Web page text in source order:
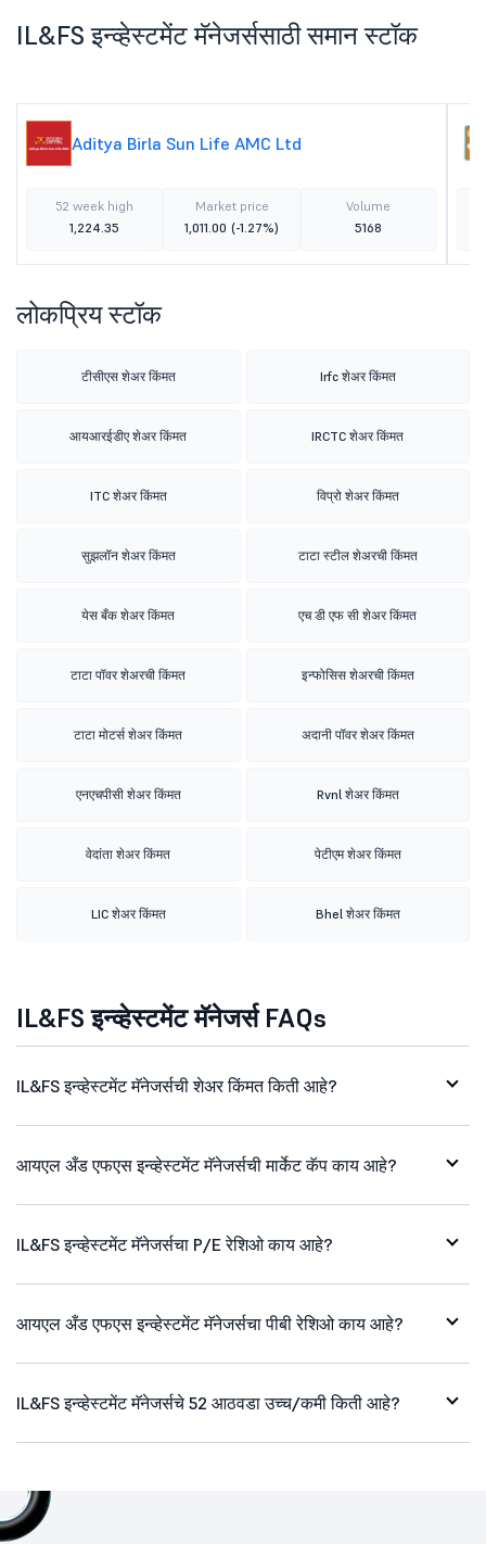
IL&FS इन्व्हेस्टमेंट मॅनेजर्ससाठी समान स्टॉक
Aditya Birla Sun Life AMC Ltd
52 week high
1,224.35
Market price
1,011.00 (-1.27%)
Volume
5168
लोकप्रिय स्टॉक
टीसीएस शेअर किंमत Irfc शेअर किंमत
आयआरईडीए शेअर किंमत IRCTC शेअर किंमत
ITC शेअर किंमत विप्रो शेअर किंमत
सुझलॉन शेअर किंमत टाटा स्टील शेअरची किंमत
येस बँक शेअर किंमत एच डी एफ सी शेअर किंमत
टाटा पॉवर शेअरची किंमत इन्फोसिस शेअरची किंमत
टाटा मोटर्स शेअर किंमत अदानी पॉवर शेअर किंमत
एनएचपीसी शेअर किंमत Rvnl शेअर किंमत
वेदांता शेअर किंमत पेटीएम शेअर किंमत
LIC शेअर किंमत Bhel शेअर किंमत
IL&FS इन्व्हेस्टमेंट मॅनेजर्स FAQs
IL&FS इन्व्हेस्टमेंट मॅनेजर्सची शेअर किंमत किती आहे?
आयएल अँड एफएस इन्व्हेस्टमेंट मॅनेजर्सची मार्केट कॅप काय आहे?
IL&FS इन्व्हेस्टमेंट मॅनेजर्सचा P/E रेशिओ काय आहे?
आयएल अँड एफएस इन्व्हेस्टमेंट मॅनेजर्सचा पीबी रेशिओ काय आहे?
IL&FS इन्व्हेस्टमेंट मॅनेजर्सचे 52 आठवडा उच्च/कमी किती आहे?